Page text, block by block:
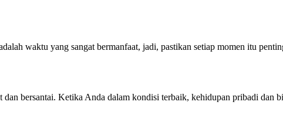
waktu yang sangat bermanfaat, jadi, pastikan setiap momen itu
bersantai. Ketika Anda dalam kondisi terbaik, kehidupan pribadi dan